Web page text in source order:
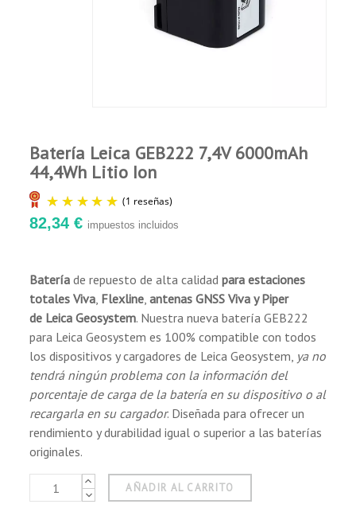
Batería Leica GEB222 7,4V 6000mAh
44,4Wh Litio Ion
(1 reseñas)
82,34 € impuestos incluidos
Batería de repuesto de alta calidadpara estaciones
totales Viva, Flexline,antenas GNSS Viva y Piper
de Leica Geosystem. Nuestra nueva batería GEB222
para Leica Geosystem es 100% compatible con todos
los dispositivos y cargadores de Leica Geosystem, ya no
tendrá ningún problema con la información del
porcentaje de carga de la batería en su dispositivo o al
recargarla en su cargador. Diseñada para ofrecer un
rendimiento y durabilidad igual o superior a las baterías
originales.
AÑADIR AL CARRITO
Garantía de 12 meses para los defectos de
Comprador Verificado
Publicado el 7/10/22, 5:20 AM